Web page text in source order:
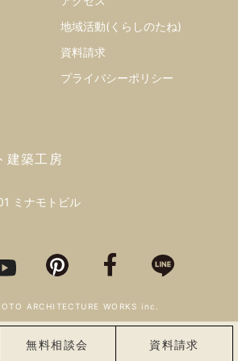
地域活動(くらしのたね)
資料請求
プライバシーポリシー
建築工房
ミナモトビル
ARCHITECTURE WORKS inc.
無料相談会 資料請求